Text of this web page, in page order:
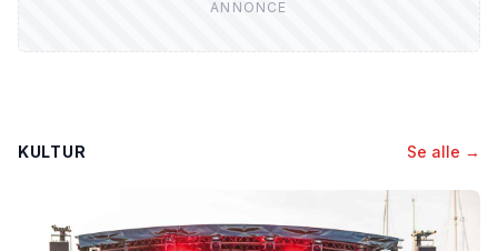
KULTUR Se alle →